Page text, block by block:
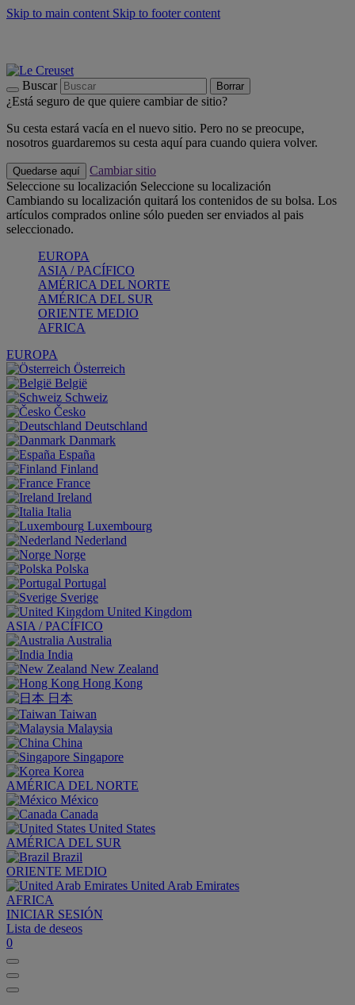
Skip to main content Skip to footer content
Buscar Borrar
¿Está seguro de que quiere cambiar de sitio?
Su cesta estará vacía en el nuevo sitio. Pero no se preocupe,
nosotros guardaremos su cesta aquí para cuando quiera volver.
Quedarse aquí
Cambiar sitio
Seleccione su localización Seleccione su localización
Cambiando su localización quitará los contenidos de su bolsa. Los
artículos comprados online sólo pueden ser enviados al pais
seleccionado.
EUROPA
ASIA / PACÍFICO
AMÉRICA DEL NORTE
AMÉRICA DEL SUR
ORIENTE MEDIO
AFRICA
EUROPA
Österreich
België
Schweiz
Česko
Deutschland
Danmark
España
Finland
France
Ireland
Italia
Luxembourg
Nederland
Norge
Polska
Portugal
Sverige
United Kingdom
ASIA / PACÍFICO
Australia
India
New Zealand
Hong Kong
日本
Taiwan
Malaysia
China
Singapore
Korea
AMÉRICA DEL NORTE
México
Canada
United States
AMÉRICA DEL SUR
Brazil
ORIENTE MEDIO
United Arab Emirates
AFRICA
INICIAR SESIÓN
Lista de deseos
0